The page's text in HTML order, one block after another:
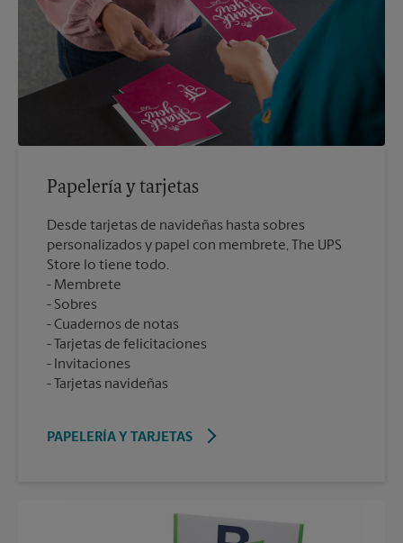
Papelería y tarjetas
Desde tarjetas de navideñas hasta sobres
personalizados y papel con membrete, The UPS
Store lo tiene todo.
Membrete
Sobres
Cuadernos de notas
Tarjetas de felicitaciones
Invitaciones
Tarjetas navideñas
PAPELERÍA Y TARJETAS